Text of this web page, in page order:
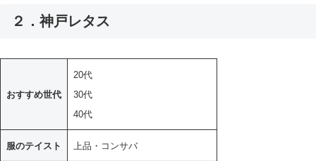
２．神戸レタス
おすすめ世代
20代
30代
40代
服のテイスト 上品・コンサバ